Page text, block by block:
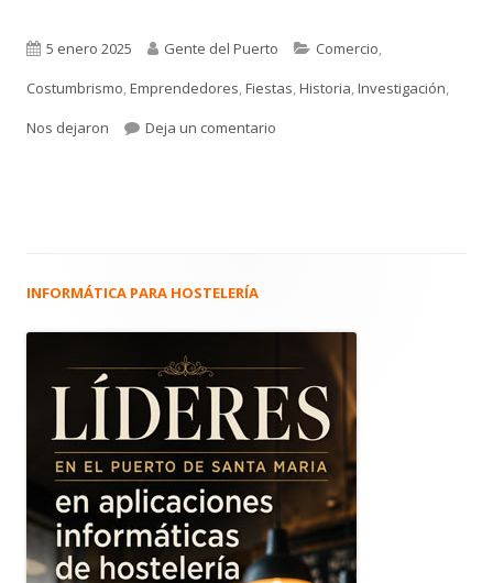
Publicado
el
5 enero 2025 Autor
Gente del Puerto Categorías
Comercio,
Costumbrismo,Emprendedores,Fiestas,Historia,Investigación,
Nos dejaron
Deja un comentario
Barra
principal
INFORMÁTICA PARA HOSTELERÍA